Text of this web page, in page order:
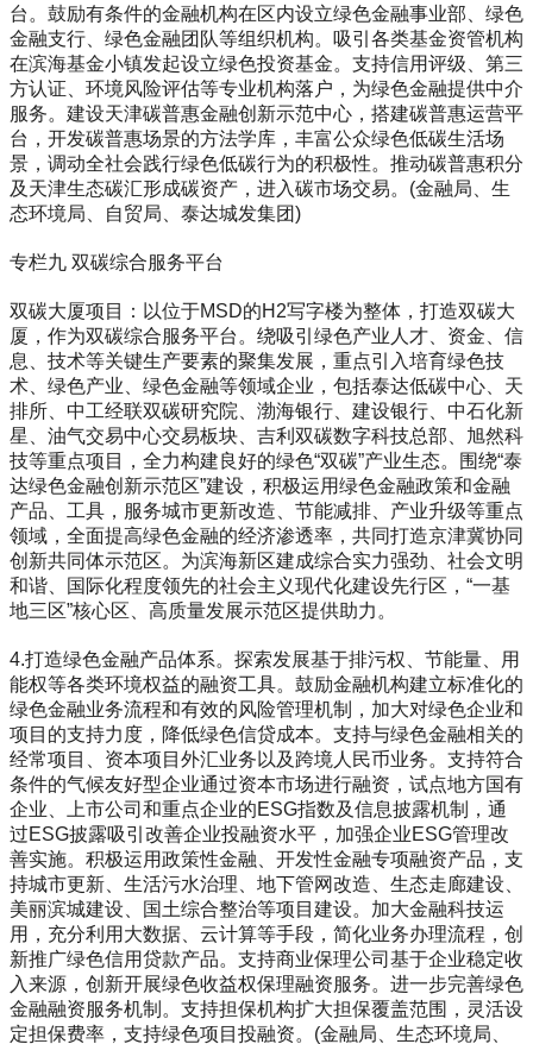
台。鼓励有条件的金融机构在区内设立绿色金融事业部、绿色
金融支行、绿色金融团队等组织机构。吸引各类基金资管机构
在滨海基金小镇发起设立绿色投资基金。支持信用评级、第三
方认证、环境风险评估等专业机构落户，为绿色金融提供中介
服务。建设天津碳普惠金融创新示范中心，搭建碳普惠运营平
台，开发碳普惠场景的方法学库，丰富公众绿色低碳生活场
景，调动全社会践行绿色低碳行为的积极性。推动碳普惠积分
及天津生态碳汇形成碳资产，进入碳市场交易。(金融局、生
态环境局、自贸局、泰达城发集团)
专栏九 双碳综合服务平台
双碳大厦项目：以位于MSD的H2写字楼为整体，打造双碳大
厦，作为双碳综合服务平台。绕吸引绿色产业人才、资金、信
息、技术等关键生产要素的聚集发展，重点引入培育绿色技
术、绿色产业、绿色金融等领域企业，包括泰达低碳中心、天
排所、中工经联双碳研究院、渤海银行、建设银行、中石化新
星、油气交易中心交易板块、吉利双碳数字科技总部、旭然科
技等重点项目，全力构建良好的绿色“双碳”产业生态。围绕“泰
达绿色金融创新示范区”建设，积极运用绿色金融政策和金融
产品、工具，服务城市更新改造、节能减排、产业升级等重点
领域，全面提高绿色金融的经济渗透率，共同打造京津冀协同
创新共同体示范区。为滨海新区建成综合实力强劲、社会文明
和谐、国际化程度领先的社会主义现代化建设先行区，“一基
地三区”核心区、高质量发展示范区提供助力。
4.打造绿色金融产品体系。探索发展基于排污权、节能量、用
能权等各类环境权益的融资工具。鼓励金融机构建立标准化的
绿色金融业务流程和有效的风险管理机制，加大对绿色企业和
项目的支持力度，降低绿色信贷成本。支持与绿色金融相关的
经常项目、资本项目外汇业务以及跨境人民币业务。支持符合
条件的气候友好型企业通过资本市场进行融资，试点地方国有
企业、上市公司和重点企业的ESG指数及信息披露机制，通
过ESG披露吸引改善企业投融资水平，加强企业ESG管理改
善实施。积极运用政策性金融、开发性金融专项融资产品，支
持城市更新、生活污水治理、地下管网改造、生态走廊建设、
美丽滨城建设、国土综合整治等项目建设。加大金融科技运
用，充分利用大数据、云计算等手段，简化业务办理流程，创
新推广绿色信用贷款产品。支持商业保理公司基于企业稳定收
入来源，创新开展绿色收益权保理融资服务。进一步完善绿色
金融融资服务机制。支持担保机构扩大担保覆盖范围，灵活设
定担保费率，支持绿色项目投融资。(金融局、生态环境局、